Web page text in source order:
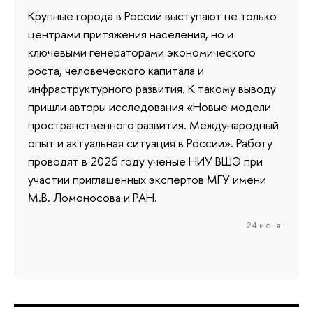
Крупные города в России выступают не только
центрами притяжения населения, но и
ключевыми генераторами экономического
роста, человеческого капитала и
инфраструктурного развития. К такому выводу
пришли авторы исследования «Новые модели
пространственного развития. Международный
опыт и актуальная ситуация в России». Работу
проводят в 2026 году ученые НИУ ВШЭ при
участии приглашенных экспертов МГУ имени
М.В. Ломоносова и РАН.
24 июня